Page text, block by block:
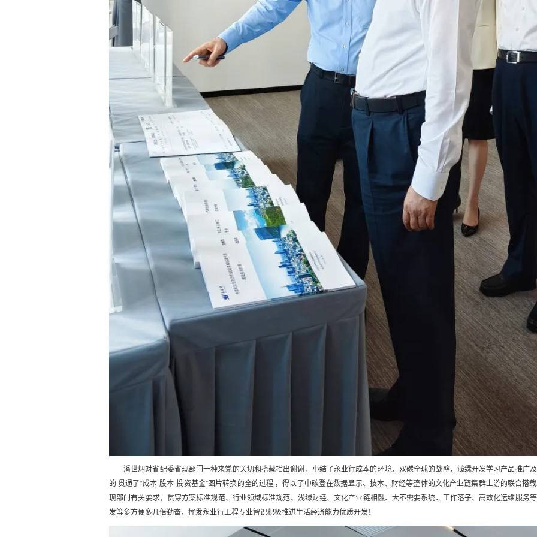
潘世炳对省纪委省现部门一种来党的关切和搭载指出谢谢，小结了永业行成本的环境、双碳全球的战略、浅绿开发学习产品推广
的 贯通了“成本-股本-投资基金”图片转换的全的过程 ，得以了中碳登在数据显示、技木、财经等整体的文化产业链集群上游的联合搭
现部门有关耍求，贯穿方案标准规范、行业领域标准规范、浅绿财经、文化产业链相融、大不需要系统、工作落子、高效化运维服务
发等多方便多几倍勤奋，挥发永业行工程专业智识积极推进生活经济能力优质开发！